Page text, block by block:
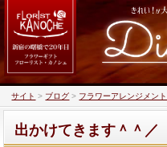
サイト > ブログ > フラワーアレンジメント
出かけてきます＾＾／